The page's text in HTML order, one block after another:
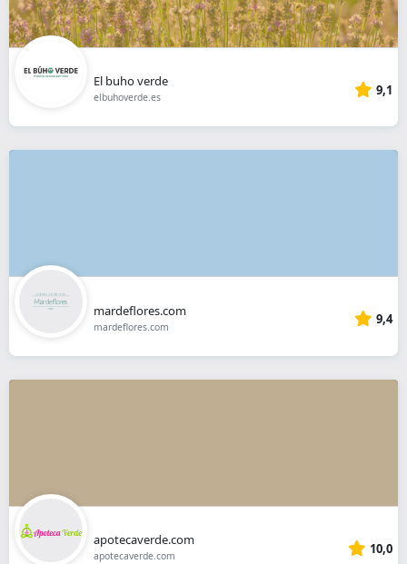
El buho verde
elbuhoverde.es 9,1
mardeflores.com
mardeflores.com 9,4
apotecaverde.com
apotecaverde.com 10,0